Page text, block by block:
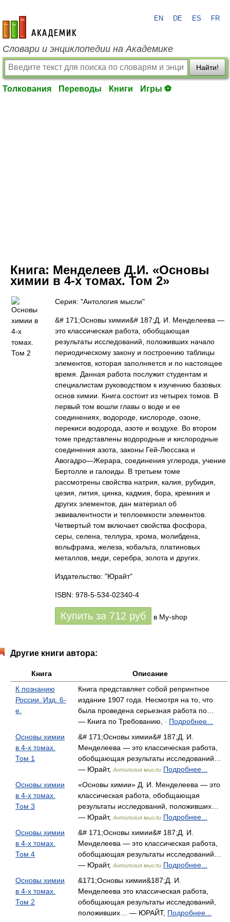
academic.ru
EN DE ES FR
Словари и энциклопедии на Академике
Найти!
Толкования Переводы Книги Игры ⚽
Книга: Менделеев Д.И. «Основы
химии в 4-х томах. Том 2»
Серия: "Антология мысли"
&# 171;Основы химии&# 187;Д. И. Менделеева —
это классическая работа, обобщающая
результаты исследований, положивших начало
периодическому закону и построению таблицы
элементов, которая заполняется и по настоящее
время. Данная работа послужит студентам и
специалистам руководством к изучению базовых
основ химии. Книга состоит из четырех томов. В
первый том вошли главы о воде и ее
соединениях, водороде, кислороде, озоне,
перекиси водорода, азоте и воздухе. Во втором
томе представлены водородные и кислородные
соединения азота, законы Гей-Люссака и
Авогадро—Жерара, соединения углерода, учение
Бертолле и галоиды. В третьем томе
рассмотрены свойства натрия, калия, рубидия,
цезия, лития, цинка, кадмия, бора, кремния и
других элементов, дан материал об
эквивалентности и теплоемкости элементов.
Четвертый том включает свойства фосфора,
серы, селена, теллура, хрома, молибдена,
вольфрама, железа, кобальта, платиновых
металлов, меди, серебра, золота и других.
Издательство: "Юрайт"
ISBN: 978-5-534-02340-4
Купить за 712 руб в My-shop
Другие книги автора:
Книга
Описание
К познанию
России. Изд. 6-
е.
Книга представляет собой репринтное
издание 1907 года. Несмотря на то, что
была проведена серьезная работа по…
— Книга по Требованию,
- Подробнее...
Основы химии
в 4-х томах.
Том 1
&# 171;Основы химии&# 187;Д. И.
Менделеева — это классическая работа,
обобщающая результаты исследований…
— Юрайт, Антология мысли Подробнее...
Основы химии
в 4-х томах.
Том 3
«Основы химии» Д. И. Менделеева — это
классическая работа, обобщающая
результаты исследований, положивших…
— Юрайт, Антология мысли Подробнее...
Основы химии
в 4-х томах.
Том 4
&# 171;Основы химии&# 187;Д. И.
Менделеева — это классическая работа,
обобщающая результаты исследований…
— Юрайт, Антология мысли Подробнее...
Основы химии
в 4-х томах.
Том 2
&171;Основы химии&187;Д. И.
Менделеева это классическая работа,
обобщающая результаты исследований,
положивших… — ЮРАЙТ, Подробнее...